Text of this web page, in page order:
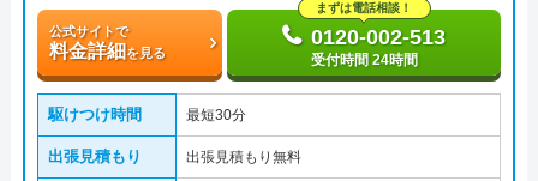
公式サイトで
料金詳細を見る
まずは電話相談！
0120-002-513
受付時間 24時間
駆けつけ時間 最短30分
出張見積もり 出張見積もり無料